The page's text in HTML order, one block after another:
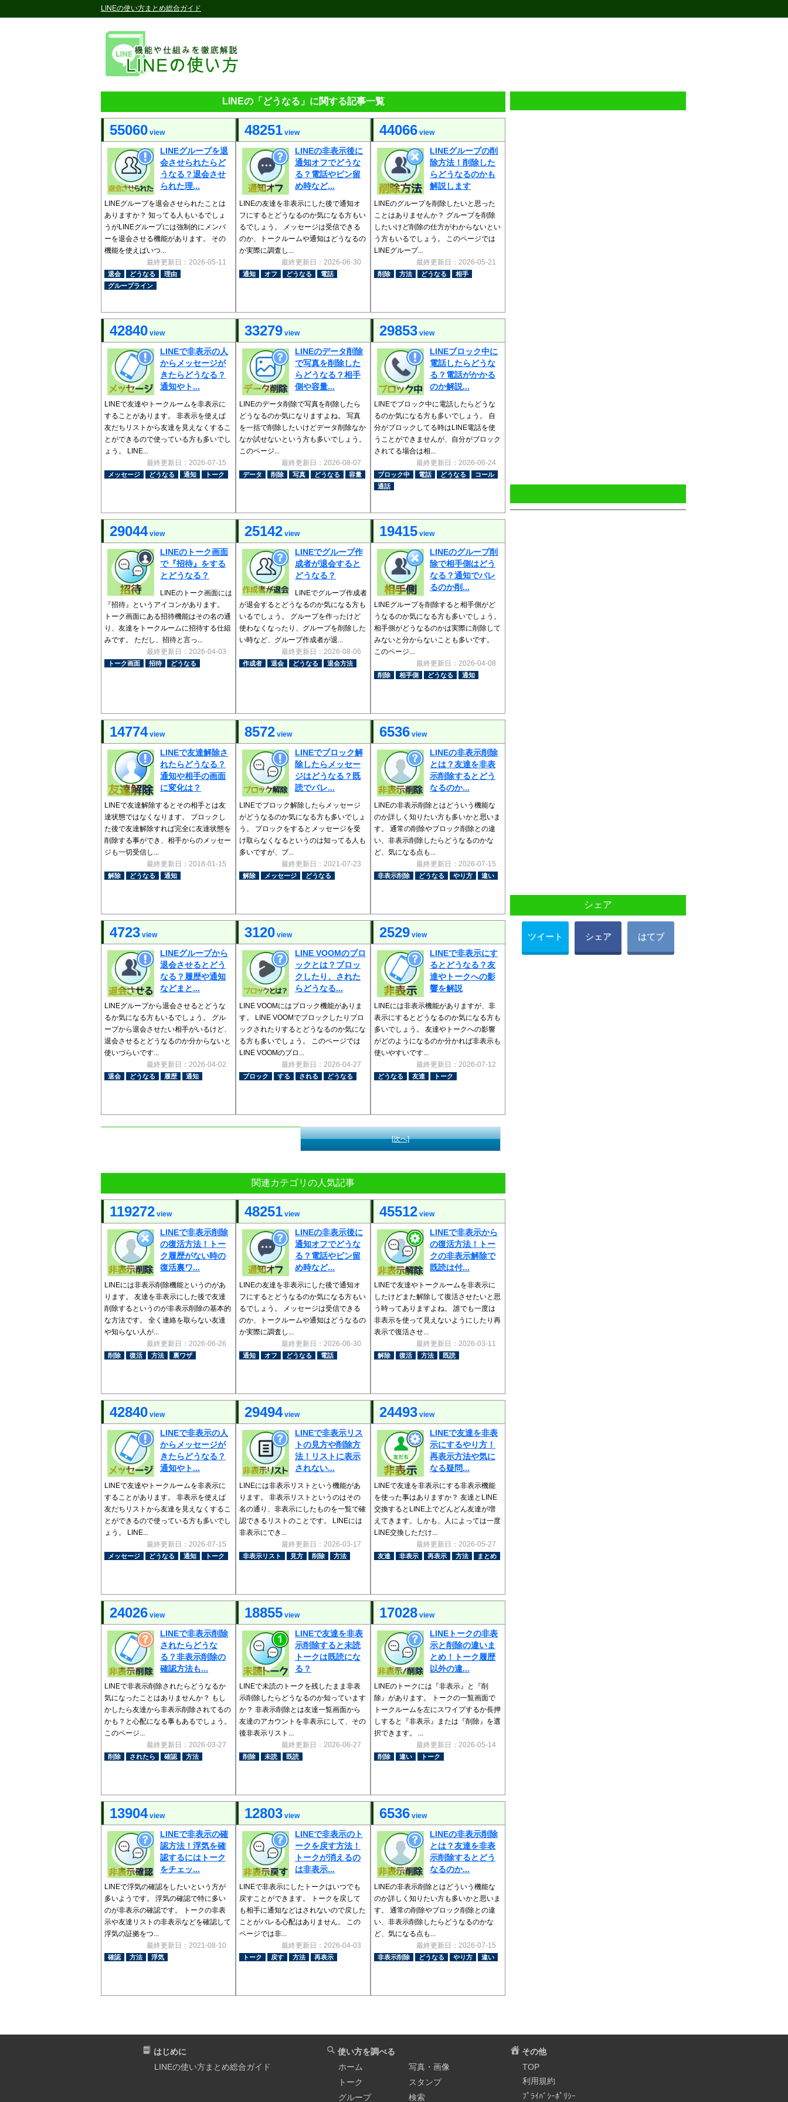
LINEの使い方まとめ総合ガイド
LINEの「どうなる」に関する記事一覧
55060 view
LINEグループを退
会させられたらど
うなる？退会させ
られた理...
LINEグループを退会させられたことは
ありますか？ 知ってる人もいるでしょ
うがLINEグループには強制的にメンバ
ーを退会させる機能があります。 その
機能を使えばいつ...
最終更新日：2026-05-11
退会 どうなる
理由
グループライン
48251 view
LINEの非表示後に
通知オフでどうな
る？電話やピン留
め時など...
LINEの友達を非表示にした後で通知オ
フにするとどうなるのか気になる方もい
るでしょう。 メッセージは受信できる
のか、トークルームや通知はどうなるの
か実際に調査し...
最終更新日：2026-06-30
通知 オフ どうなる 電話
44066 view
LINEグループの削
除方法！削除した
らどうなるのかも
解説します
LINEのグループを削除したいと思った
ことはありませんか？ グループを削除
したいけど削除の仕方がわからないとい
う方もいるでしょう。 このページでは
LINEグループ...
最終更新日：2026-05-21
削除 方法 どうなる 相手
42840 view
LINEで非表示の人
からメッセージが
きたらどうなる？
通知やト...
LINEで友達やトークルームを非表示に
することがあります。 非表示を使えば
友だちリストから友達を見えなくするこ
とができるので使っている方も多いでし
ょう。 LINE...
最終更新日：2026-07-15
メッセージ どうなる 通知 トーク
33279 view
LINEのデータ削除
で写真を削除した
らどうなる？相手
側や容量...
LINEのデータ削除で写真を削除したら
どうなるのか気になりますよね。 写真
を一括で削除したいけどデータ削除なか
なか試せないという方も多いでしょう。
このページ...
最終更新日：2026-08-07
データ 削除 写真 どうなる 容量
29853 view
LINEブロック中に
電話したらどうな
る？電話がかかる
のか解説...
LINEでブロック中に電話したらどうな
るのか気になる方も多いでしょう。 自
分がブロックしてる時はLINE電話を使
うことができませんが、自分がブロック
されてる場合は相...
最終更新日：2026-06-24
ブロック中 電話 どうなる
コール
通話
29044view
LINEのトーク画面
で『招待』をする
とどうなる？
LINEのトーク画面には
『招待』というアイコンがあります。
トーク画面にある招待機能はその名の通
り、友達をトークルームに招待する仕組
みです。 ただし、招待と言っ...
最終更新日：2026-04-03
トーク画面 招待 どうなる
25142 view
LINEでグループ作
成者が退会すると
どうなる？
LINEでグループ作成者
が退会するとどうなるのか気になる方も
いるでしょう。 グループを作ったけど
使わなくなったり、グループを削除した
い時など、グループ作成者が退...
最終更新日：2026-08-06
作成者 退会 どうなる 退会方法
19415 view
LINEのグループ削
除で相手側はどう
なる？通知でバレ
るのか削...
LINEグループを削除すると相手側がど
うなるのか気になる方も多いでしょう。
相手側がどうなるのかは実際に削除して
みないと分からないことも多いです。
このページ...
最終更新日：2026-04-08
削除 相手側 どうなる 通知
14774view
LINEで友達解除さ
れたらどうなる？
通知や相手の画面
に変化は？
LINEで友達解除するとその相手とは友
達状態ではなくなります。 ブロックし
た後で友達解除すれば完全に友達状態を
削除する事ができ、相手からのメッセー
ジも一切受信し...
最終更新日：2018-01-15
解除 どうなる 通知
8572 view
LINEでブロック解
除したらメッセー
ジはどうなる？既
読でバレ...
LINEでブロック解除したらメッセージ
がどうなるのか気になる方も多いでしょ
う。 ブロックをするとメッセージを受
け取らなくなるというのは知ってる人も
多いですが、ブ...
最終更新日：2021-07-23
解除 メッセージ どうなる
6536 view
LINEの非表示削除
とは？友達を非表
示削除するとどう
なるのか...
LINEの非表示削除とはどういう機能な
のか詳しく知りたい方も多いかと思いま
す。 通常の削除やブロック削除との違
い、非表示削除したらどうなるのかな
ど、気になる点も...
最終更新日：2026-07-15
非表示削除 どうなる やり方 違い
4723 view
LINEグループから
退会させるとどう
なる？履歴や通知
などまと...
LINEグループから退会させるとどうな
るか気になる方もいるでしょう。 グル
ープから退会させたい相手がいるけど、
退会させるとどうなるのか分からないと
使いづらいです...
最終更新日：2026-04-02
退会 どうなる 履歴 通知
3120 view
LINE VOOMのブロ
ックとは？ブロッ
クしたり、された
らどうなる...
LINE VOOMにはブロック機能がありま
す。 LINE VOOMでブロックしたりブロ
ックされたりするとどうなるのか気にな
る方も多いでしょう。 このページでは
LINE VOOMのブロ...
最終更新日：2026-04-27
ブロック する される どうなる
2529 view
LINEで非表示にす
るとどうなる？友
達やトークへの影
響を解説
LINEには非表示機能がありますが、非
表示にするとどうなるのか気になる方も
多いでしょう。 友達やトークへの影響
がどのようになるのか分かれば非表示も
使いやすいです...
最終更新日：2026-07-12
どうなる 友達 トーク
[次へ]
関連カテゴリの人気記事
119272 view
LINEで非表示削除
の復活方法！トー
ク履歴がない時の
復活裏ワ...
LINEには非表示削除機能というのがあ
ります。 友達を非表示にした後で友達
削除するというのが非表示削除の基本的
な方法です。 全く連絡を取らない友達
や知らない人が...
最終更新日：2026-06-26
削除 復活 方法 裏ワザ
48251 view
LINEの非表示後に
通知オフでどうな
る？電話やピン留
め時など...
LINEの友達を非表示にした後で通知オ
フにするとどうなるのか気になる方もい
るでしょう。 メッセージは受信できる
のか、トークルームや通知はどうなるの
か実際に調査し...
最終更新日：2026-06-30
通知 オフ どうなる 電話
45512 view
LINEで非表示から
の復活方法！トー
クの非表示解除で
既読は付...
LINEで友達やトークルームを非表示に
したけどまた解除して復活させたいと思
う時ってありますよね。 誰でも一度は
非表示を使って見えないようにしたり再
表示で復活させ...
最終更新日：2026-03-11
解除 復活 方法 既読
42840 view
LINEで非表示の人
からメッセージが
きたらどうなる？
通知やト...
LINEで友達やトークルームを非表示に
することがあります。 非表示を使えば
友だちリストから友達を見えなくするこ
とができるので使っている方も多いでし
ょう。 LINE...
最終更新日：2026-07-15
メッセージ どうなる 通知 トーク
29494view
LINEで非表示リス
トの見方や削除方
法！リストに表示
されない...
LINEには非表示リストという機能があ
ります。 非表示リストというのはその
名の通り、非表示にしたものを一覧で確
認できるリストのことです。 LINEには
非表示にでき...
最終更新日：2026-03-17
非表示リスト 見方 削除 方法
24493 view
LINEで友達を非表
示にするやり方！
再表示方法や気に
なる疑問...
LINEで友達を非表示にする非表示機能
を使った事はありますか？ 友達とLINE
交換するとLINE上でどんどん友達が増
えてきます。しかも、人によっては一度
LINE交換しただけ...
最終更新日：2026-05-27
友達 非表示 再表示 方法 まとめ
24026 view
LINEで非表示削除
されたらどうな
る？非表示削除の
確認方法も...
LINEで非表示削除されたらどうなるか
気になったことはありませんか？ もし
かしたら友達から非表示削除されてるの
かも？と心配になる事もあるでしょう。
このページ...
最終更新日：2026-03-27
削除 されたら 確認 方法
18855 view
LINEで友達を非表
示削除すると未読
トークは既読にな
る？
LINEで未読のトークを残したまま非表
示削除したらどうなるのか知っています
か？ 非表示削除とは友達一覧画面から
友達のアカウントを非表示にして、その
後非表示リスト...
最終更新日：2026-06-27
削除 未読 既読
17028 view
LINEトークの非表
示と削除の違いま
とめ！トーク履歴
以外の違...
LINEのトークには『非表示』と『削
除』があります。 トークの一覧画面で
トークルームを左にスワイプするか長押
しすると『非表示』または『削除』を選
択できます。 ...
最終更新日：2026-05-14
削除 違い トーク
13904view
LINEで非表示の確
認方法！浮気を確
認するにはトーク
をチェッ...
LINEで浮気の確認をしたいという方が
多いようです。 浮気の確認で特に多い
のが非表示の確認です。 トークの非表
示や友達リストの非表示などを確認して
浮気の証拠をつ...
最終更新日：2021-08-10
確認 方法 浮気
12803 view
LINEで非表示のト
ークを戻す方法！
トークが消えるの
は非表示...
LINEで非表示にしたトークはいつでも
戻すことができます。 トークを戻して
も相手に通知などはされないので戻した
ことがバレる心配はありません。 この
ページでは非...
最終更新日：2026-04-03
トーク 戻す 方法 再表示
6536 view
LINEの非表示削除
とは？友達を非表
示削除するとどう
なるのか...
LINEの非表示削除とはどういう機能な
のか詳しく知りたい方も多いかと思いま
す。 通常の削除やブロック削除との違
い、非表示削除したらどうなるのかな
ど、気になる点も...
最終更新日：2026-07-15
非表示削除 どうなる やり方 違い
シェア
ツイート シェア はてブ
はじめに
LINEの使い方まとめ総合ガイド
使い方を調べる
ホーム
トーク
グループ
写真・画像
スタンプ
検索
その他
TOP
利用規約
ﾌﾟﾗｲﾊﾞｼｰﾎﾟﾘｼｰ